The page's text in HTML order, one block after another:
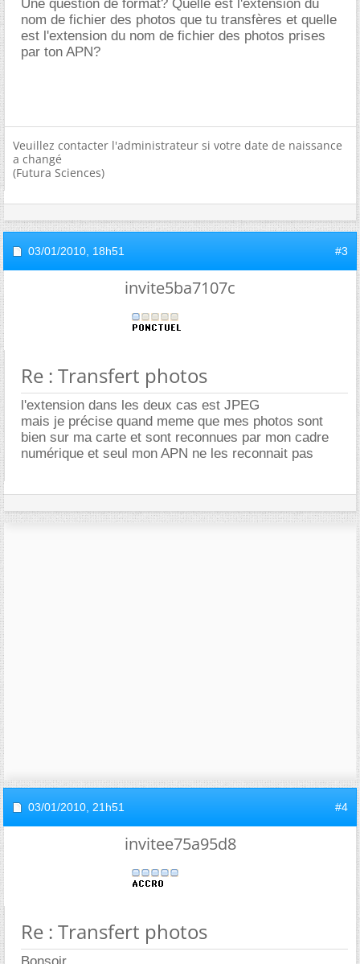
Une question de format? Quelle est l'extension du
nom de fichier des photos que tu transfères et quelle
est l'extension du nom de fichier des photos prises
par ton APN?
Veuillez contacter l'administrateur si votre date de naissance
a changé
(Futura Sciences)
03/01/2010, 18h51 #3
invite5ba7107c
Re : Transfert photos
l'extension dans les deux cas est JPEG
mais je précise quand meme que mes photos sont
bien sur ma carte et sont reconnues par mon cadre
numérique et seul mon APN ne les reconnait pas
03/01/2010, 21h51 #4
invitee75a95d8
Re : Transfert photos